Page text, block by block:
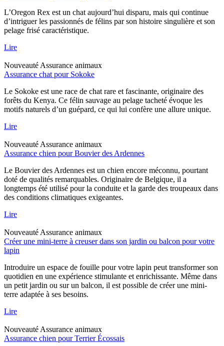
L’Oregon Rex est un chat aujourd’hui disparu, mais qui continue
d’intriguer les passionnés de félins par son histoire singulière et son
pelage frisé caractéristique.
Lire
Nouveauté Assurance animaux
Assurance chat pour Sokoke
Le Sokoke est une race de chat rare et fascinante, originaire des
forêts du Kenya. Ce félin sauvage au pelage tacheté évoque les
motifs naturels d’un guépard, ce qui lui confère une allure unique.
Lire
Nouveauté Assurance animaux
Assurance chien pour Bouvier des Ardennes
Le Bouvier des Ardennes est un chien encore méconnu, pourtant
doté de qualités remarquables. Originaire de Belgique, il a
longtemps été utilisé pour la conduite et la garde des troupeaux dans
des conditions climatiques exigeantes.
Lire
Nouveauté Assurance animaux
Créer une mini-terre à creuser dans son jardin ou balcon pour votre
lapin
Introduire un espace de fouille pour votre lapin peut transformer son
quotidien en une expérience stimulante et enrichissante. Même dans
un petit jardin ou sur un balcon, il est possible de créer une mini-
terre adaptée à ses besoins.
Lire
Nouveauté Assurance animaux
Assurance chien pour Terrier Écossais